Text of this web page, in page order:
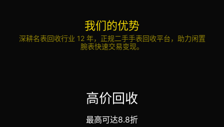
我们的优势
深耕名表回收行业 12 年，正规二手手表回收平台，助力闲置
腕表快速交易变现。
高价回收
最高可达8.8折